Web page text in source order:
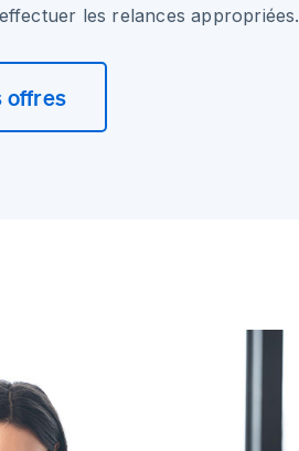
les relances appropriées.
offres